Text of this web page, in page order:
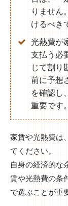
りません
けるべき
光熱費が
支払う必
じて割り
前に予想
を確認し
重要です。
家賃や光熱費は
てください。
自身の経済的な
賃や光熱費の条
で選ぶことが重